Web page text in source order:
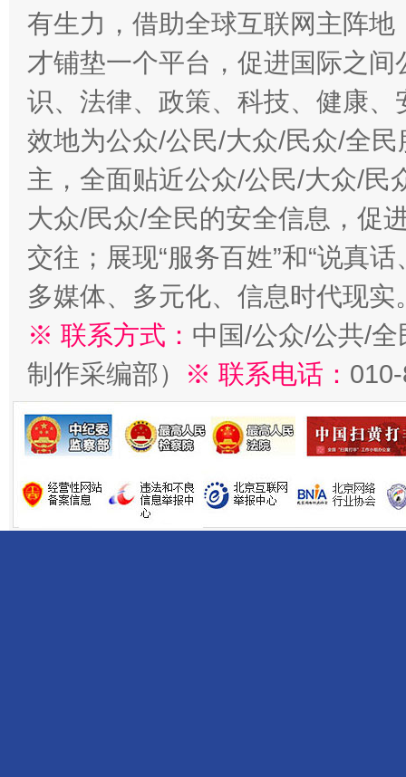
有生力，借助全球互联网主阵
才铺垫一个平台，促进国际之
识、法律、政策、科技、健康
效地为公众/公民/大众/民众/全
主，全面贴近公众/公民/大众/民
大众/民众/全民的安全信息，促
交往；展现“服务百姓”和“说真
多媒体、多元化、信息时代现实
※ 联系方式： 中国/公众/公共/
制作采编部）
※ 联系电话：